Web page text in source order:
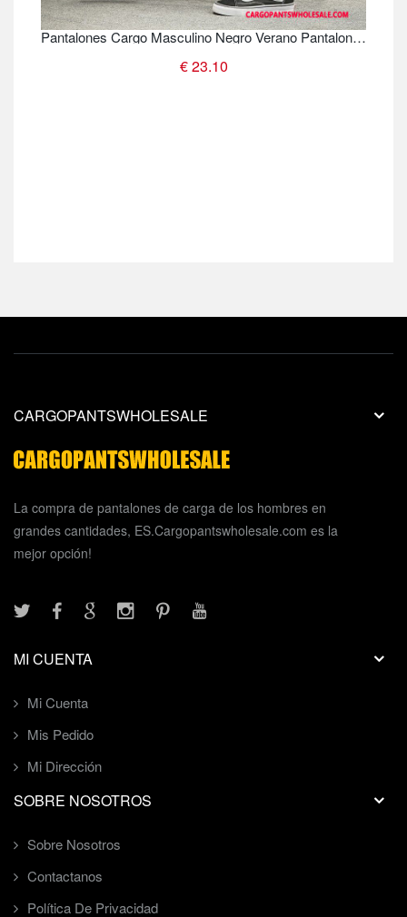
Pantalones Cargo Masculino Negro Verano Pantalones Casuales Hombre Cargo Pantalones Marca Tendencia
€ 23.10
CARGOPANTSWHOLESALE
La compra de pantalones de carga de los hombres en
grandes cantidades, ES.Cargopantswholesale.com es la
mejor opción!
MI CUENTA
Mi Cuenta
Mis Pedido
Mi Dirección
SOBRE NOSOTROS
Sobre Nosotros
Contactanos
Política De Privacidad